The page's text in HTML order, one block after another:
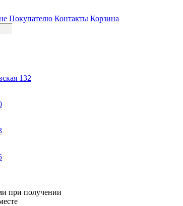
Покупателю Контакты Корзина
132
при получении